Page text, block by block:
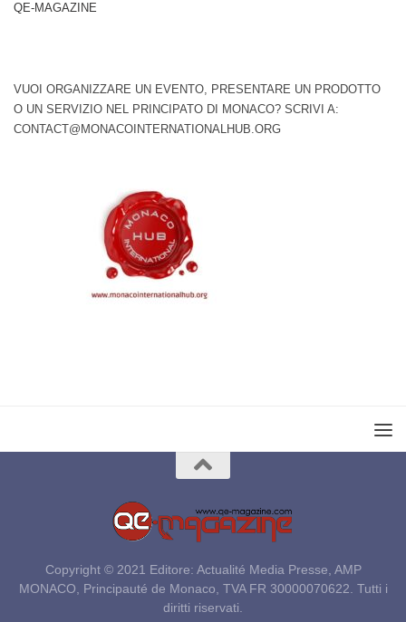
QE-MAGAZINE
VUOI ORGANIZZARE UN EVENTO, PRESENTARE UN PRODOTTO
O UN SERVIZIO NEL PRINCIPATO DI MONACO? SCRIVI A:
CONTACT@MONACOINTERNATIONALHUB.ORG
Copyright © 2021 Editore: Actualité Media Presse, AMP
MONACO, Principauté de Monaco, TVA FR 30000070622. Tutti i
diritti riservati.